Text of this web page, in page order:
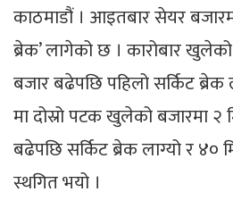
काठमाडौं । आइतबार सेयर
ब्रेक’ लागेको छ । कारोबार
बजार बढेपछि पहिलो सर्किट ब्रेक
मा दोस्रो पटक खुलेको बजारमा २
बढेपछि सर्किट ब्रेक लाग्यो र ४०
स्थगित भयो ।